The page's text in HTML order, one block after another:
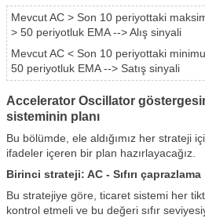
Mevcut AC > Son 10 periyottaki
> 50 periyotluk EMA --> Alış sinyali
Mevcut AC < Son 10 periyottaki
50 periyotluk EMA --> Satış sinyali
Accelerator Oscillator
sisteminin planı
Bu bölümde, ele aldığımız her strateji
ifadeler içeren bir plan hazırlayacağız.
Birinci strateji: AC - Sıfırı çaprazlama
Bu stratejiye göre, ticaret sistemi her
kontrol etmeli ve bu değeri sıfır